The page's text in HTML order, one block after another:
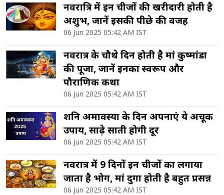
नवरात्रि में इन चीजों की खरीदारी होती है
अशुभ, जानें इसकी पीछे की वजह
06 Jun 2025 05:42 AM IST
नवरात्र के चौथे दिन होती है मां कुष्मांडा
की पूजा, जानें इनका स्वरूप और
पौराणिक कथा
06 Jun 2025 05:42 AM IST
शनि अमावस्या के दिन अपनाएं ये अचूक
उपाय, साढ़े साती होगी दूर
06 Jun 2025 05:42 AM IST
नवरात्र में 9 दिनों इन चीजों का लगाया
जाता है भोग, मां दुर्गा होती है बहुत प्रसन्न
06 Jun 2025 05:42 AM IST